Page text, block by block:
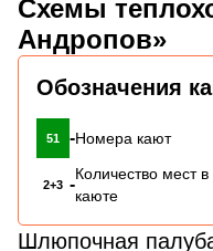
Схемы
Андропов»
Обозначения
51 -Номера кают
2+3 -
Количество мест
каюте
Шлюпочная